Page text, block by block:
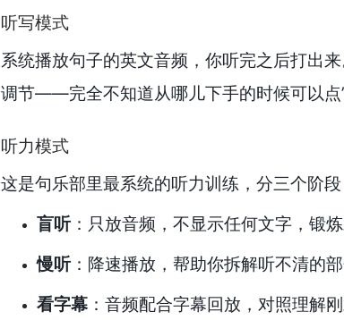
听写模式
系统播放句子的英文音频，你听完之后打出
调节——完全不知道从哪儿下手的时候可以点
听力模式
这是句乐部里最系统的听力训练，分三个阶段
盲听 ：只放音频，不显示任何文字，锻
慢听 ：降速播放，帮助你拆解听不清的
看字幕 ：音频配合字幕回放，对照理解